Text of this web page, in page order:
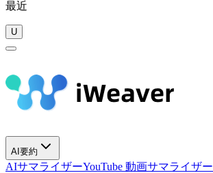
最近
U
AI要約
AIサマライザーYouTube 動画サマライザー